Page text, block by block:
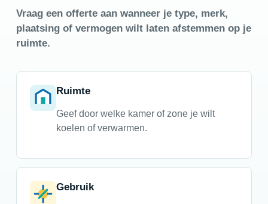
Vraag een offerte aan wanneer je type, merk,
plaatsing of vermogen wilt laten afstemmen op je
ruimte.
Ruimte
Geef door welke kamer of zone je wilt
koelen of verwarmen.
Gebruik